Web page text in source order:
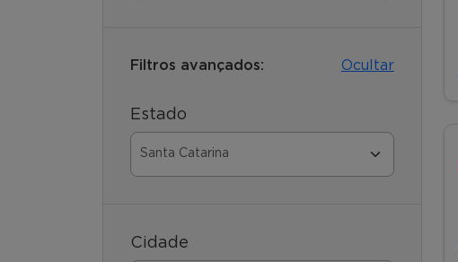
Filtros avançados: Ocultar
Estado
Cidade